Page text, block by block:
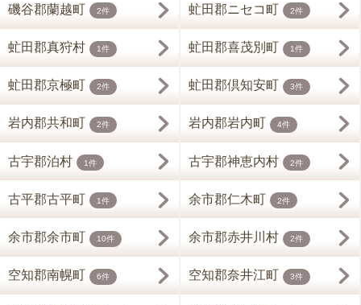
磯谷郡蘭越町 2件 虻田郡ニセコ町 2件
虻田郡真狩村 1件 虻田郡喜茂別町 1件
虻田郡京極町 2件 虻田郡倶知安町 3件
岩内郡共和町 2件 岩内郡岩内町 4件
古宇郡泊村 1件 古宇郡神恵内村 2件
古平郡古平町 1件 余市郡仁木町 2件
余市郡余市町 10件 余市郡赤井川村 2件
空知郡南幌町 6件 空知郡奈井江町 3件